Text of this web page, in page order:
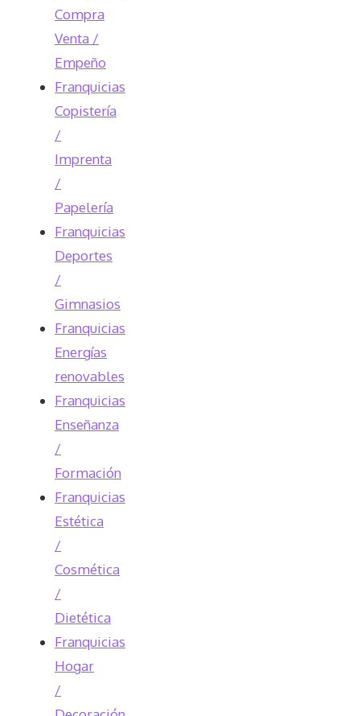
Compra
Venta /
Empeño
Franquicias
Copistería
/
Imprenta
/
Papelería
Franquicias
Deportes
/
Gimnasios
Franquicias
Energías
renovables
Franquicias
Enseñanza
/
Formación
Franquicias
Estética
/
Cosmética
/
Dietética
Franquicias
Hogar
/